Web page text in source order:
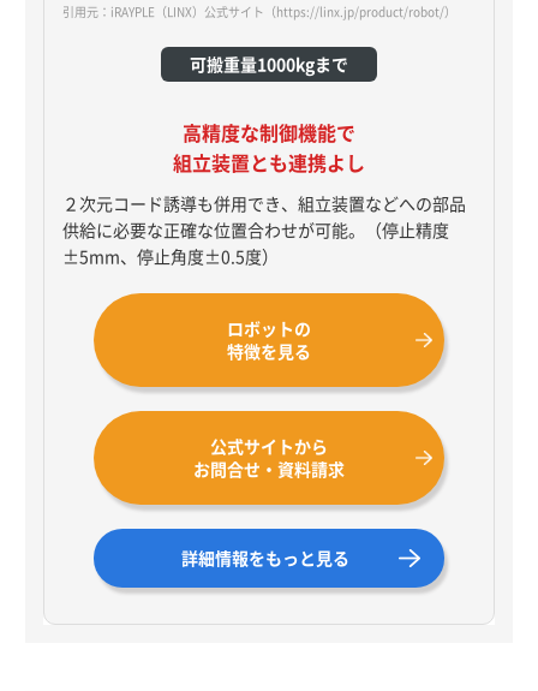
引用元：iRAYPLE（LINX）公式サイト （https://linx.jp/product/robot/）
可搬重量1000kgまで
高精度な制御機能で
組立装置とも連携よし
２次元コード誘導も併用でき、組立装置などへの部品
供給に必要な正確な位置合わせが可能。（停止精度
±5mm、停止角度±0.5度）
ロボットの
特徴を見る
公式サイトから
お問合せ・資料請求
詳細情報をもっと見る